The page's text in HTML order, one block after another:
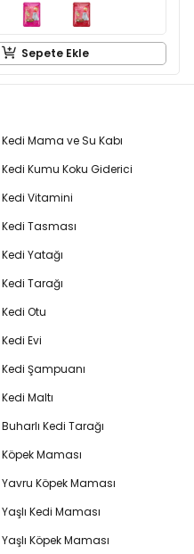
Sepete Ekle
Kedi Mama ve Su Kabı
Kedi Kumu Koku Giderici
Kedi Vitamini
Kedi Tasması
Kedi Yatağı
Kedi Tarağı
Kedi Otu
Kedi Evi
Kedi Şampuanı
Kedi Maltı
Buharlı Kedi Tarağı
Köpek Maması
Yavru Köpek Maması
Yaşlı Kedi Maması
Yaşlı Köpek Maması